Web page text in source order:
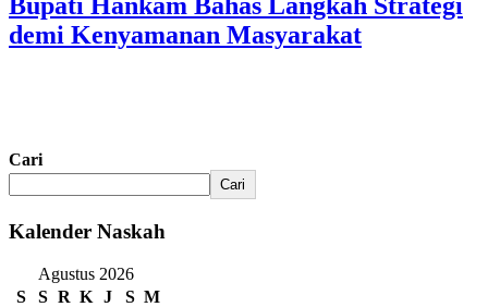
Bupati Hankam Bahas Langkah Strategi
demi Kenyamanan Masyarakat
Cari
Cari
Kalender Naskah
Agustus 2026
S
S R K J S M